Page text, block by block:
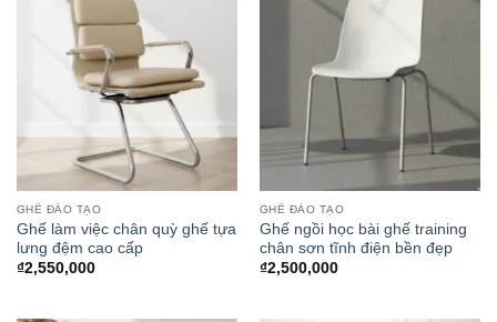
GHẾ ĐÀO TẠO
Ghế làm việc chân quỳ ghế tựa
lưng đệm cao cấp
₫2,550,000
GHẾ ĐÀO TẠO
Ghế ngồi học bài ghế training
chân sơn tĩnh điện bền đẹp
₫2,500,000